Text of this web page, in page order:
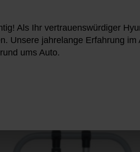
Als Ihr vertrauenswürdiger
Unsere jahrelange Erfahrung im
ums Auto.